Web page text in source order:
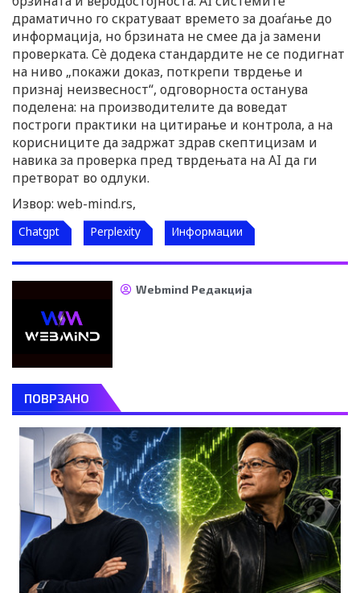
драматично го скратуваат времето за доаѓање до
информација, но брзината не смее да ја замени
проверката. Сè додека стандардите не се подигнат
на ниво „покажи доказ, поткрепи тврдење и
признај неизвесност“, одговорноста останува
поделена: на производителите да воведат
построги практики на цитирање и контрола, а на
корисниците да задржат здрав скептицизам и
навика за проверка пред тврдењата на AI да ги
претворат во одлуки.
Извор: web-mind.rs,
Chatgpt Perplexity Информации
Webmind Редакција
ПОВРЗАНО